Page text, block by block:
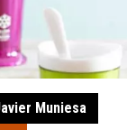
Muniesa